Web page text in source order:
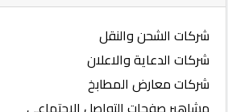
شركات الشحن والنقل
شركات الدعاية والاعلان
شركات معارض المطابخ